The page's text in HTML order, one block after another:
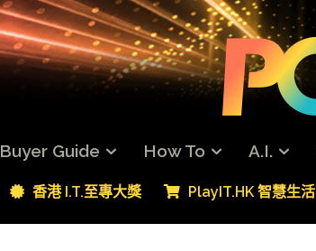
Buyer Guide How To A.I.
香港 I.T.至專大獎 PlayIT.HK 智慧生